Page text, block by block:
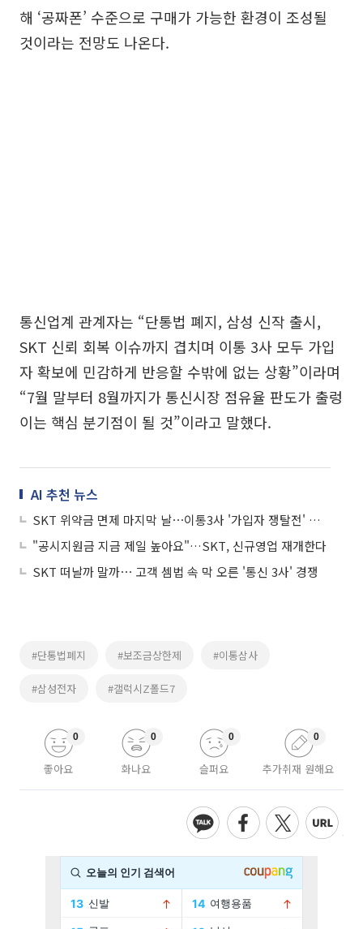
해 ‘공짜폰’ 수준으로 구매가 가능한 환경이 조성될
것이라는 전망도 나온다.
통신업계 관계자는 “단통법 폐지, 삼성 신작 출시,
SKT 신뢰 회복 이슈까지 겹치며 이통 3사 모두 가입
자 확보에 민감하게 반응할 수밖에 없는 상황”이라며
“7월 말부터 8월까지가 통신시장 점유율 판도가 출렁
이는 핵심 분기점이 될 것”이라고 말했다.
AI 추천 뉴스
SKT 위약금 면제 마지막 날⋯이통3사 '가입자 쟁탈전' 치열
"공시지원금 지금 제일 높아요"…SKT, 신규영업 재개한다
SKT 떠날까 말까⋯ 고객 셈법 속 막 오른 '통신 3사' 경쟁
#단통법폐지 #보조금상한제 #이통삼사
#삼성전자 #갤럭시Z폴드7
좋아요
0
화나요
0
슬퍼요
0
추가취재 원해요
0